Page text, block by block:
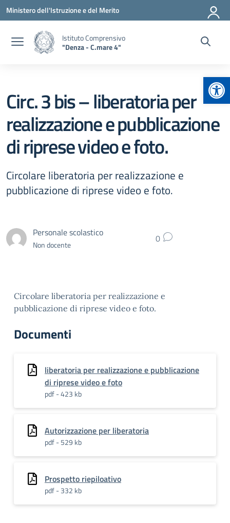
Vai ai contenuti
Vai al menu di navigazione
Vai al footer
Ministero dell'Istruzione e del Merito
Istituto Comprensivo
"Denza - C.mare 4"
Circ. 3 bis – liberatoria per
realizzazione e pubblicazione
di riprese video e foto.
Circolare liberatoria per realizzazione e
pubblicazione di riprese video e foto.
Personale scolastico
Non docente 0
Circolare liberatoria per realizzazione e
pubblicazione di riprese video e foto.
Documenti
liberatoria per realizzazione e pubblicazione
di riprese video e foto
pdf - 423 kb
Autorizzazione per liberatoria
pdf - 529 kb
Prospetto riepiloativo
pdf - 332 kb